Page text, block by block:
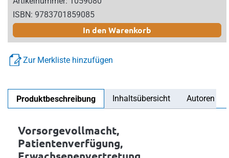
ISBN: 9783701859085
In den Warenkorb
Zur Merkliste hinzufügen
Produktbeschreibung Inhaltsübersicht Autoren
Vorsorgevollmacht,
Patientenverfügung,